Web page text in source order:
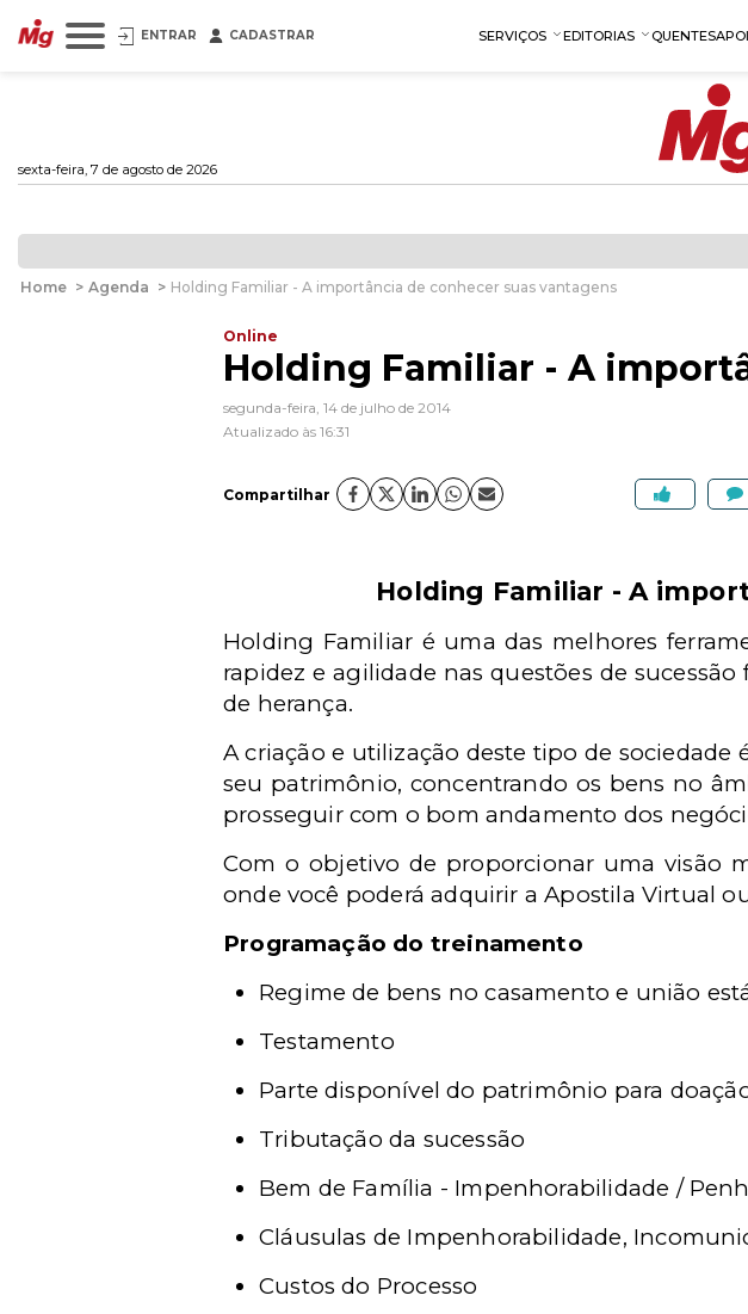
ENTRAR CADASTRAR SERVIÇOS EDITORIAS QUENTES
sexta-feira, 7 de agosto de 2026
Home > Agenda > Holding Familiar - A importância de conhecer suas vantagens
Online
Holding Familiar - A
segunda-feira, 14 de julho de 2014
Atualizado às 16:31
Compartilhar
Holding Familiar - A
Holding Familiar é uma das melhores
rapidez e agilidade nas questões de
de herança.
A criação e utilização deste tipo de
seu patrimônio, concentrando os bens no
prosseguir com o bom andamento dos
Com o objetivo de proporcionar uma visão
onde você poderá adquirir a Apostila Virtual
Programação do treinamento
Regime de bens no casamento e união
Testamento
Parte disponível do patrimônio para
Tributação da sucessão
Bem de Família - Impenhorabilidade /
Cláusulas de Impenhorabilidade,
Custos do Processo